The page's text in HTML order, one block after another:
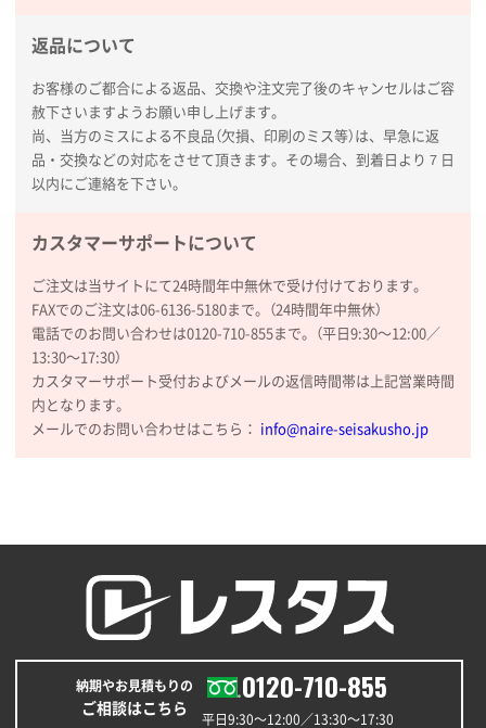
印刷範囲が広かったから、取扱商品
新潟県R社様
ワンポイントポリ袋 A4サイズ
1000枚
2026年01月16日 10:53
かったため
山口県P社様
【トートバッグ・エコバッグ】特別ご注文ページ
希望の商品の取り扱いがあったので
福島県W社様
A4バインダー(2ツ折)
300枚
2025年12月24日 14:43
以前の注文も含め価格と品質
返品について
お客様のご都合による返品、交換や注文完了後のキャンセルはご容
赦下さいますようお願い申し上げます。
尚、当方のミスによる不良品（欠損、印刷のミス等）は、早急に返
品・交換などの対応をさせて頂きます。その場合、到着日より７日
以内にご連絡を下さい。
カスタマーサポートについて
ご注文は当サイトにて24時間年中無休で受け付けております。
FAXでのご注文は06-6136-5180まで。（24時間年中無休）
電話でのお問い合わせは0120-710-855まで。（平日9:30〜12:00／
13:30〜17:30）
カスタマーサポート受付およびメールの返信時間帯は上記営業時間
内となります。
メールでのお問い合わせはこちら： info@naire-seisakusho.jp
納期やお見積もりの
ご相談はこちら
0120-710-855
平日9:30〜12:00／13:30〜17:30